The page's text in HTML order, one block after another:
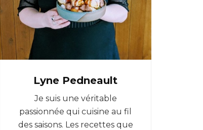
Lyne Pedneault
Je suis une véritable
passionnée qui cuisine au fil
des saisons. Les recettes que